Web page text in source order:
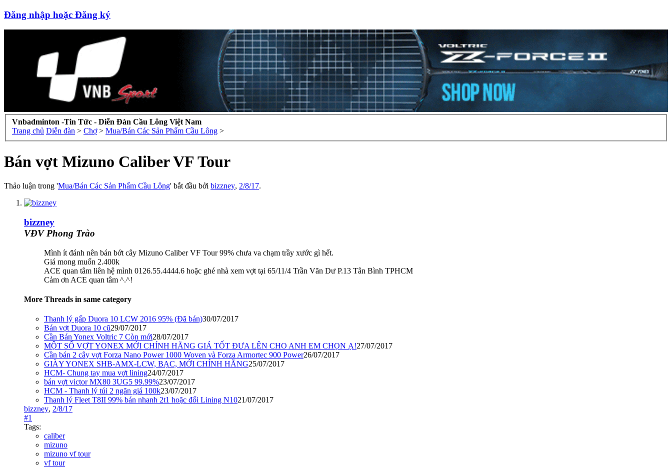
Đăng nhập hoặc Đăng ký
Vnbadminton -Tin Tức - Diễn Đàn Cầu Lông Việt Nam
Trang chủ Diễn đàn > Chợ > Mua/Bán Các Sản Phẩm Cầu Lông >
Bán vợt Mizuno Caliber VF Tour
Thảo luận trong 'Mua/Bán Các Sản Phẩm Cầu Lông' bắt đầu bởi bizzney, 2/8/17.
bizzney
VĐV Phong Trào
Mình ít đánh nên bán bớt cây Mizuno Caliber VF Tour 99% chưa va chạm trầy xước gì hết.
Giá mong muốn 2.400k
ACE quan tâm liên hệ mình 0126.55.4444.6 hoặc ghé nhà xem vợt tại 65/11/4 Trần Văn Dư P.13 Tân Bình TPHCM
Cảm ơn ACE quan tâm ^.^!
More Threads in same category
Thanh lý gấp Duora 10 LCW 2016 95% (Đã bán)30/07/2017
Bán vợt Duora 10 cũ29/07/2017
Cần Bán Yonex Voltric 7 Còn mới28/07/2017
MỘT SỐ VỢT YONEX MỚI CHÍNH HÃNG GIÁ TỐT ĐƯA LÊN CHO ANH EM CHỌN Ạ!27/07/2017
Cần bán 2 cây vợt Forza Nano Power 1000 Woven và Forza Armortec 900 Power26/07/2017
GIÀY YONEX SHB-AMX-LCW, BẠC, MỚI CHÍNH HÃNG25/07/2017
HCM- Chung tay mua vợt lining24/07/2017
bán vợt victor MX80 3UG5 99.99%23/07/2017
HCM - Thanh lý túi 2 ngăn giá 100k23/07/2017
Thanh lý Fleet T8II 99% bán nhanh 2t1 hoặc đổi Lining N1021/07/2017
bizzney, 2/8/17
#1
Tags:
caliber
mizuno
mizuno vf tour
vf tour